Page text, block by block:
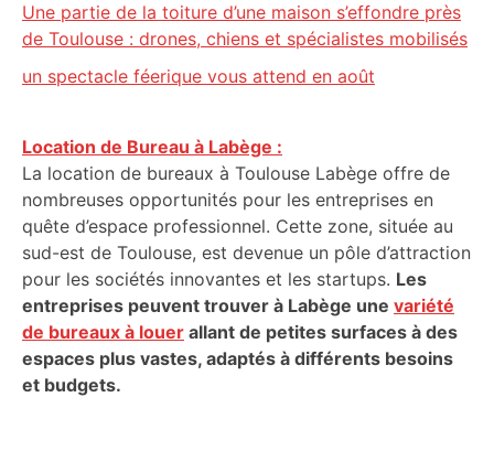
Une partie de la toiture d’une maison s’effondre près
de Toulouse : drones, chiens et spécialistes mobilisés
un spectacle féerique vous attend en août
Location de Bureau à Labège :
La location de bureaux à Toulouse Labège offre de
nombreuses opportunités pour les entreprises en
quête d’espace professionnel. Cette zone, située au
sud-est de Toulouse, est devenue un pôle d’attraction
pour les sociétés innovantes et les startups. Les
entreprises peuvent trouver à Labège une variété
de bureaux à louer allant de petites surfaces à des
espaces plus vastes, adaptés à différents besoins
et budgets.